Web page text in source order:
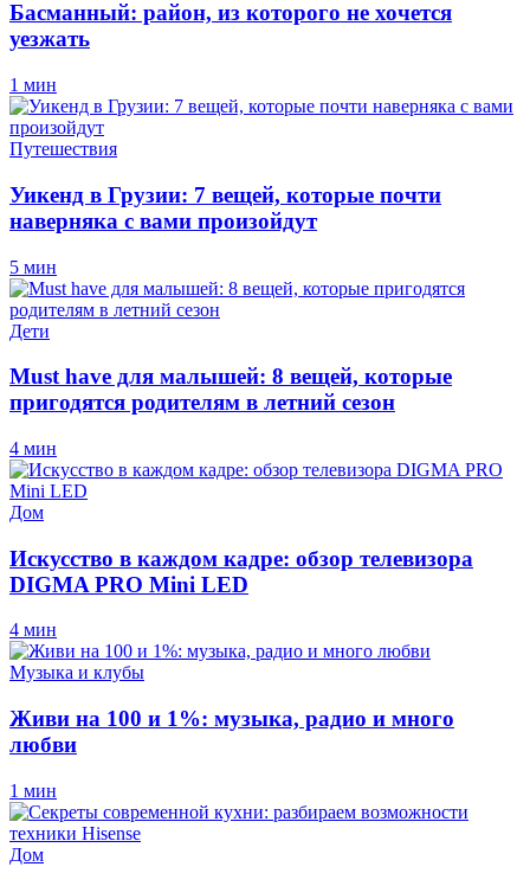
Басманный: район, из которого не хочется
уезжать
1 мин
Путешествия
Уикенд в Грузии: 7 вещей, которые почти
наверняка с вами произойдут
5 мин
Дети
Must have для малышей: 8 вещей, которые
пригодятся родителям в летний сезон
4 мин
Дом
Искусство в каждом кадре: обзор телевизора
DIGMA PRO Mini LED
4 мин
Музыка и клубы
Живи на 100 и 1%: музыка, радио и много
любви
1 мин
Дом